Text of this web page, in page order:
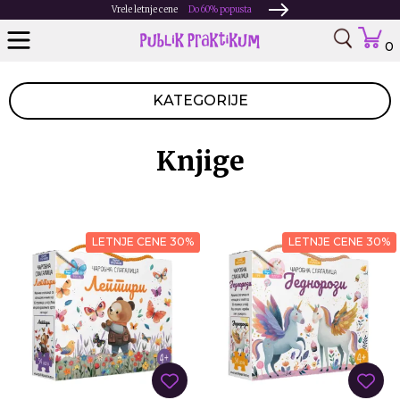
Vrele letnje cene Do 60% popusta
0
KATEGORIJE
Knjige
LETNJE CENE 30% LETNJE CENE 30%